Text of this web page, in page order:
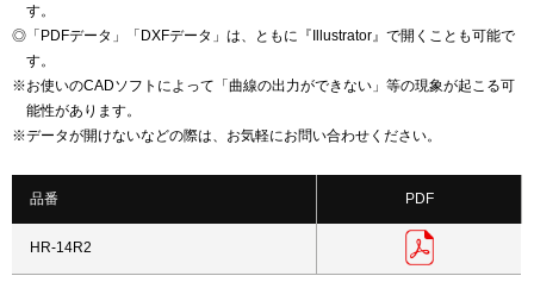
す。
◎ 「PDFデータ」「DXFデータ」は、ともに『Illustrator』で開くことも可能で
す。
※お使いのCADソフトによって「曲線の出力ができない」等の現象が起こる可
能性があります。
※データが開けないなどの際は、お気軽にお問い合わせください。
品番 PDF
HR-14R2